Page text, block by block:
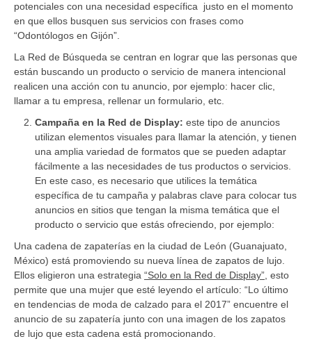
potenciales con una necesidad específica justo en el momento
en que ellos busquen sus servicios con frases como
“Odontólogos en Gijón”.
La Red de Búsqueda se centran en lograr que las personas que
están buscando un producto o servicio de manera intencional
realicen una acción con tu anuncio, por ejemplo: hacer clic,
llamar a tu empresa, rellenar un formulario, etc.
Campaña en la Red de Display: este tipo de anuncios
utilizan elementos visuales para llamar la atención, y tienen
una amplia variedad de formatos que se pueden adaptar
fácilmente a las necesidades de tus productos o servicios.
En este caso, es necesario que utilices la temática
específica de tu campaña y palabras clave para colocar tus
anuncios en sitios que tengan la misma temática que el
producto o servicio que estás ofreciendo, por ejemplo:
Una cadena de zapaterías en la ciudad de León (Guanajuato,
México) está promoviendo su nueva línea de zapatos de lujo.
Ellos eligieron una estrategia “Solo en la Red de Display”, esto
permite que una mujer que esté leyendo el artículo: “Lo último
en tendencias de moda de calzado para el 2017” encuentre el
anuncio de su zapatería junto con una imagen de los zapatos
de lujo que esta cadena está promocionando.